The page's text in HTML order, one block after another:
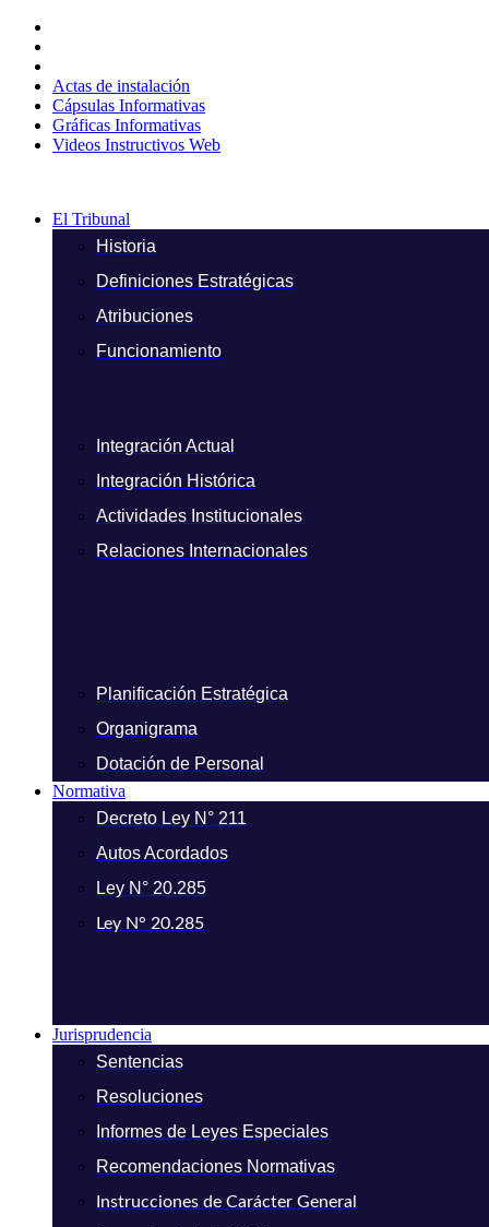
contenido
Actas de instalación
Cápsulas Informativas
Gráficas Informativas
Videos Instructivos Web
El Tribunal
Historia
Definiciones Estratégicas
Atribuciones
Funcionamiento
Integración Actual
Integración Histórica
Actividades Institucionales
Relaciones Internacionales
Planificación Estratégica
Organigrama
Dotación de Personal
Normativa
Decreto Ley N° 211
Autos Acordados
Ley N° 20.285
Ley N° 20.285
Jurisprudencia
Sentencias
Resoluciones
Informes de Leyes Especiales
Recomendaciones Normativas
Instrucciones de Carácter General